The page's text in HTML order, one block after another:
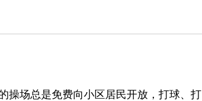
操场总是免费向小区居民开放，打球、打